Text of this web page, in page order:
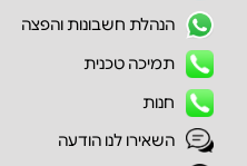
הנהלת חשבונות והפצה
תמיכה טכנית
חנות
השאירו לנו הודעה